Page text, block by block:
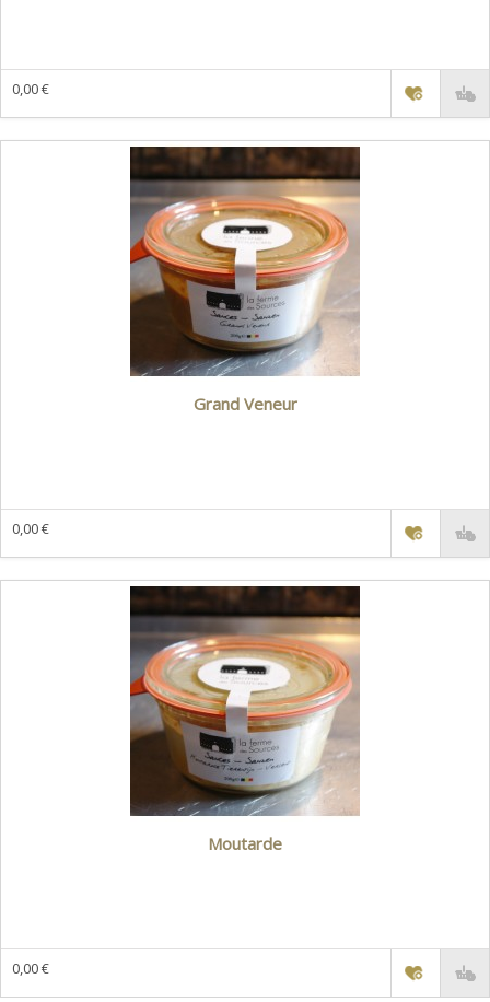
0,00 €
Grand Veneur
0,00 €
Moutarde
0,00 €